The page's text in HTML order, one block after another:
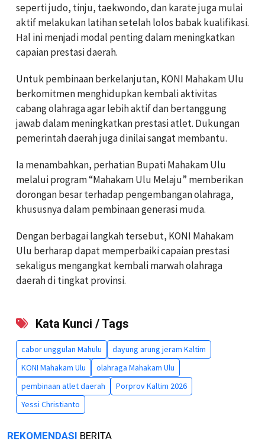
seperti judo, tinju, taekwondo, dan karate juga mulai
aktif melakukan latihan setelah lolos babak kualifikasi.
Hal ini menjadi modal penting dalam meningkatkan
capaian prestasi daerah.
Untuk pembinaan berkelanjutan, KONI Mahakam Ulu
berkomitmen menghidupkan kembali aktivitas
cabang olahraga agar lebih aktif dan bertanggung
jawab dalam meningkatkan prestasi atlet. Dukungan
pemerintah daerah juga dinilai sangat membantu.
Ia menambahkan, perhatian Bupati Mahakam Ulu
melalui program “Mahakam Ulu Melaju” memberikan
dorongan besar terhadap pengembangan olahraga,
khususnya dalam pembinaan generasi muda.
Dengan berbagai langkah tersebut, KONI Mahakam
Ulu berharap dapat memperbaiki capaian prestasi
sekaligus mengangkat kembali marwah olahraga
daerah di tingkat provinsi.
Kata Kunci / Tags
cabor unggulan Mahulu
dayung arung jeram Kaltim
KONI Mahakam Ulu
olahraga Mahakam Ulu
pembinaan atlet daerah
Porprov Kaltim 2026
Yessi Christianto
REKOMENDASI BERITA